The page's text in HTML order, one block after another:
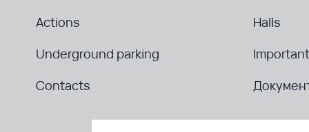
Actions
Halls
Underground parking
Contacts